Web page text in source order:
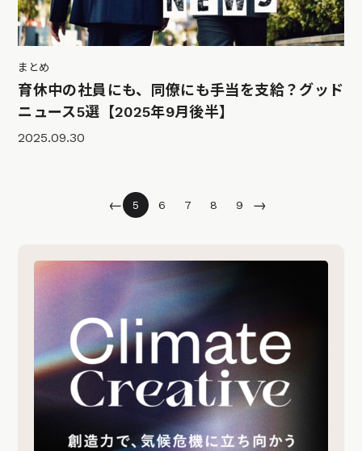
まとめ
育休中の社員にも、同僚にも手当を支給？グッド
ニュース5選【2025年9月後半】
2025.09.30
← 5 6 7 8 9 →